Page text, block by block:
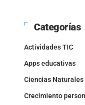
Categorías
Actividades TIC
Apps educativas
Ciencias Naturales
Crecimiento